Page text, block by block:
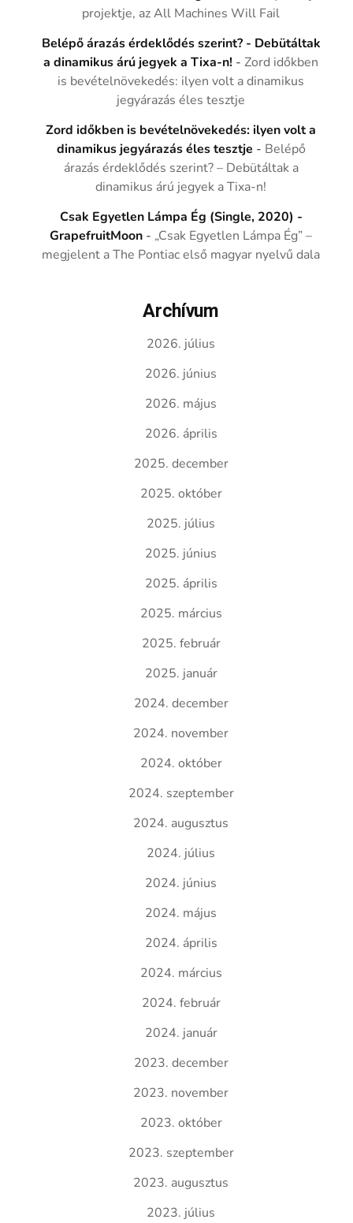
projektje, az All Machines Will Fail
Belépő árazás érdeklődés szerint? - Debütáltak
a dinamikus árú jegyek a Tixa-n! -Zord időkben
is bevételnövekedés: ilyen volt a dinamikus
jegyárazás éles tesztje
Zord időkben is bevételnövekedés: ilyen volt a
dinamikus jegyárazás éles tesztje - Belépő
árazás érdeklődés szerint? – Debütáltak a
dinamikus árú jegyek a Tixa-n!
Csak Egyetlen Lámpa Ég (Single, 2020) -
GrapefruitMoon - „Csak Egyetlen Lámpa Ég” –
megjelent a The Pontiac első magyar nyelvű dala
Archívum
2026. július
2026. június
2026. május
2026. április
2025. december
2025. október
2025. július
2025. június
2025. április
2025. március
2025. február
2025. január
2024. december
2024. november
2024. október
2024. szeptember
2024. augusztus
2024. július
2024. június
2024. május
2024. április
2024. március
2024. február
2024. január
2023. december
2023. november
2023. október
2023. szeptember
2023. augusztus
2023. július